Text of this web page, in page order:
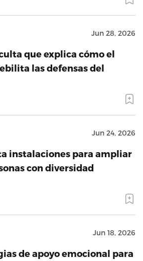
Jun 28, 2026
que explica cómo el
las defensas del
Jun 24, 2026
instalaciones para ampliar
con diversidad
Jun 18, 2026
de apoyo emocional para